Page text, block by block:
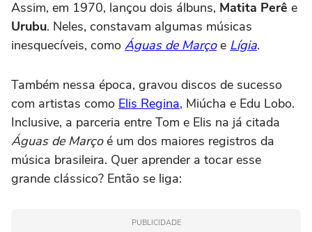
Assim, em 1970, lançou dois álbuns, Matita Perê e
Urubu. Neles, constavam algumas músicas
inesquecíveis, como Águas de Marçoe Lígia.
Também nessa época, gravou discos de sucesso
com artistas como Elis Regina, Miúcha e Edu Lobo.
Inclusive, a parceria entre Tom e Elis na já citada
Águas de Marçoé um dos maiores registros da
música brasileira. Quer aprender a tocar esse
grande clássico? Então se liga:
PUBLICIDADE